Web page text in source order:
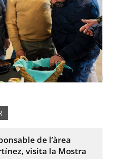
de l’àrea
visita la Mostra